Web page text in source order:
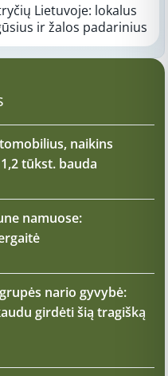
Lietuvoje: lokalus
ir žalos padarinius
naikins
tūkst. bauda
namuose:
nario gyvybė:
girdėti šią tragišką